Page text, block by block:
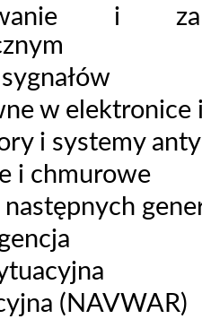
i
w
i systemy
i chmurowe
(NAVWAR)